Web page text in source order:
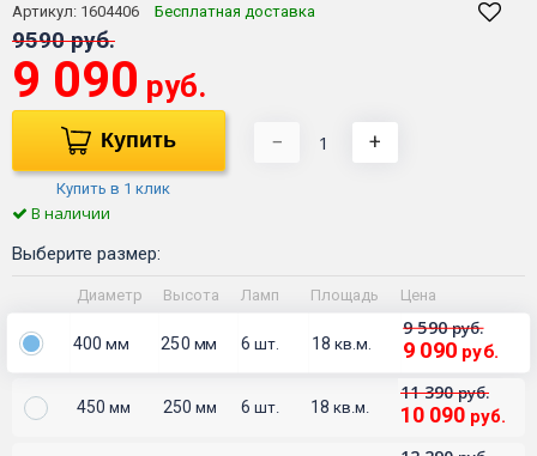
Артикул: 1604406 Бесплатная доставка
9590 руб.
9 090 руб.
Купить
Купить в 1 клик
− +
В наличии
Выберите размер:
Диаметр Высота Ламп Площадь Цена
400мм 250 мм 6 шт. 18кв.м.
9 590руб.
9 090 руб.
450 мм 250 мм 6 шт. 18 кв.м.
11 390руб.
10 090 руб.